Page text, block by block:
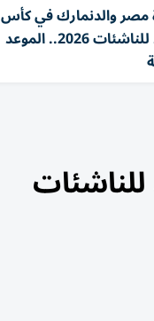
مصر والدنمارك في كأس
العالم لكرة اليد للناشئات 2026.. الموعد